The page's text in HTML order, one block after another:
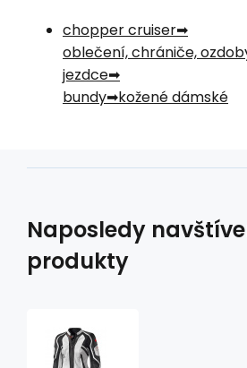
chopper cruiser
oblečení, chrániče,
jezdce
bundy
kožené dámské
Naposledy
produkty